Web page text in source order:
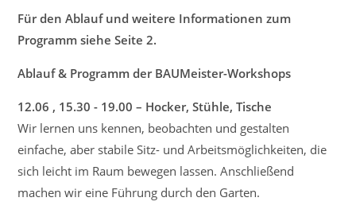
Für den Ablauf und weitere Informationen zum
Programm siehe Seite 2.
Ablauf & Programm der BAUMeister-Workshops
12.06 , 15.30 - 19.00 – Hocker, Stühle, Tische
Wir lernen uns kennen, beobachten und gestalten
einfache, aber stabile Sitz- und Arbeitsmöglichkeiten, die
sich leicht im Raum bewegen lassen. Anschließend
machen wir eine Führung durch den Garten.